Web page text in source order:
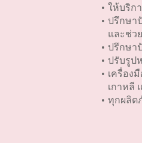
ให้บริก
ปรึกษา
และช่ว
ปรึกษา
ปรับรูป
เครื่อง
เกาหลี
ทุกผลิต